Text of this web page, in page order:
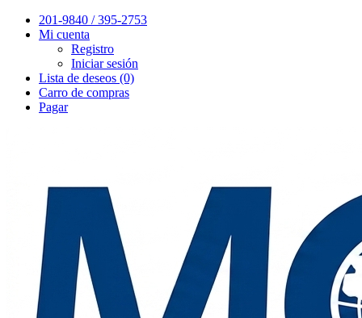
201-9840 / 395-2753
Mi cuenta
Registro
Iniciar sesión
Lista de deseos (0)
Carro de compras
Pagar